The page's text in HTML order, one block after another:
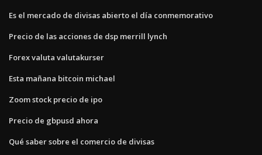
Es el mercado de divisas abierto el día conmemorativo
Precio de las acciones de dsp merrill lynch
Forex valuta valutakurser
Esta mañana bitcoin michael
Zoom stock precio de ipo
Precio de gbpusd ahora
Qué saber sobre el comercio de divisas